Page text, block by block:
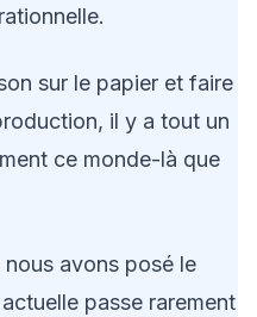
sur le papier et faire
il y a tout un
ce monde-là que
avons posé le
passe rarement